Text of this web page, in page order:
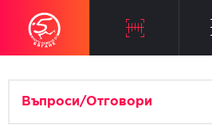
Въпроси/Отговори